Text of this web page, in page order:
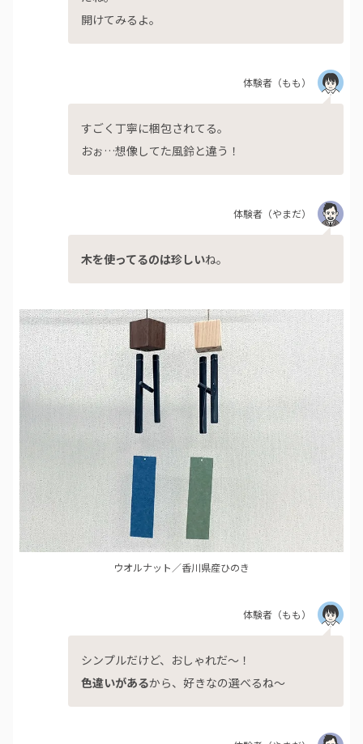
開けてみるよ。
体験者 （もも）
すごく丁寧に梱包されてる。
おぉ…想像してた風鈴と違う！
体験者 （やまだ）
木を使ってるのは珍しいね。
ウオルナット／香川県産ひのき
体験者 （もも）
シンプルだけど、おしゃれだ～！
色違いがあるから、好きなの選べるね～